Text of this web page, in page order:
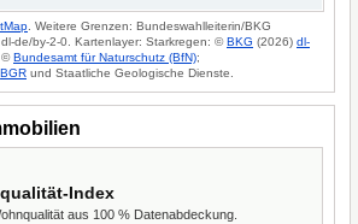
. Weitere Grenzen: Bundeswahlleiterin/BKG
de/by-2-0. Kartenlayer: Starkregen: ©BKG (2026) dl-
©Bundesamt für Naturschutz (BfN);
BGR und Staatliche Geologische Dienste.
Index
aus 100 % Datenabdeckung.